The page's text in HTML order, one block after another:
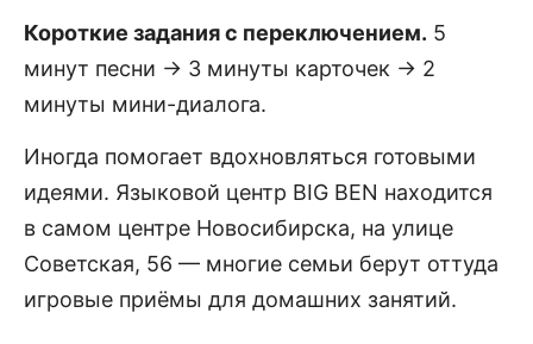
Короткие задания с переключением. 5
минут песни → 3 минуты карточек → 2
минуты мини-диалога.
Иногда помогает вдохновляться готовыми
идеями. Языковой центр BIG BEN находится
в самом центре Новосибирска, на улице
Советская, 56 — многие семьи берут оттуда
игровые приёмы для домашних занятий.